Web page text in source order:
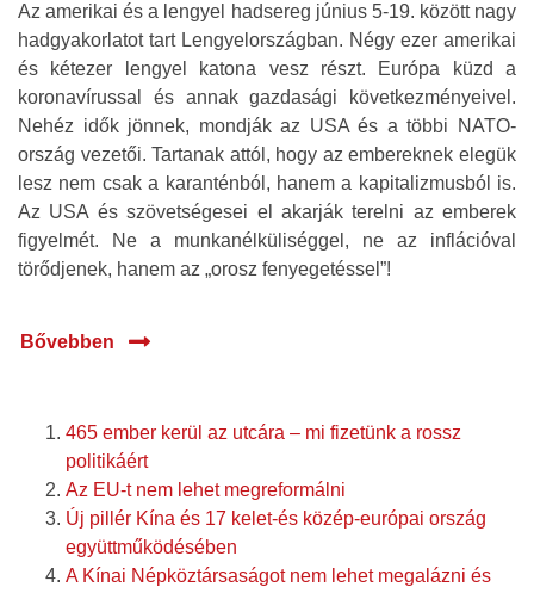
Az amerikai és a lengyel hadsereg június 5-19. között nagy
hadgyakorlatot tart Lengyelországban. Négy ezer amerikai
és kétezer lengyel katona vesz részt. Európa küzd a
koronavírussal és annak gazdasági következményeivel.
Nehéz idők jönnek, mondják az USA és a többi NATO-
ország vezetői. Tartanak attól, hogy az embereknek elegük
lesz nem csak a karanténból, hanem a kapitalizmusból is.
Az USA és szövetségesei el akarják terelni az emberek
figyelmét. Ne a munkanélküliséggel, ne az inflációval
törődjenek, hanem az „orosz fenyegetéssel”!
Bővebben
465 ember kerül az utcára – mi fizetünk a rossz
politikáért
Az EU-t nem lehet megreformálni
Új pillér Kína és 17 kelet-és közép-európai ország
együttműködésében
A Kínai Népköztársaságot nem lehet megalázni és